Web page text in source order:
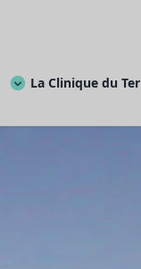
La Clinique du Ter